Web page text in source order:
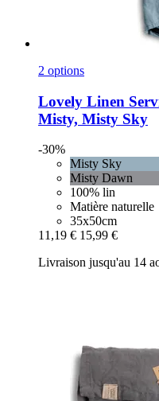
2 options
Lovely Linen
Misty, Misty Sky
-30%
Misty Sky
Misty Dawn
100% lin
Matière naturelle
35x50cm
11,19 € 15,99 €
Livraison jusqu'au 14